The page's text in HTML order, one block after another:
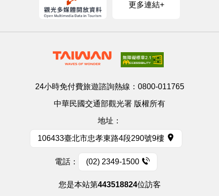
更多連結+
24小時免付費旅遊諮詢熱線： 0800-011765
中華民國交通部觀光署 版權所有
地址：
106433臺北市忠孝東路4段290號9樓
電話： (02) 2349-1500
您是本站第443518824位訪客